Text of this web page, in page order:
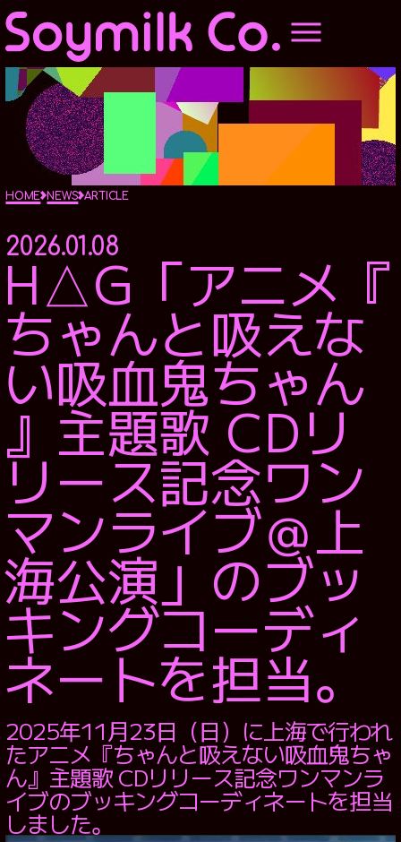
HOME
ABOUTUS
PRODUCE
MUSIC PRODUCE
STAGE PRODUCE
OVERSEAS BOOKING
AGENT
MOVIE PRODUCE
MUSIC VIDEO
PRODUCE
CONSULTING
CASTING
BRANDING
WEBSITEPRODUCE
SERVICE
WORKS
NEWS
COMPANY
RECRUIT
HOME NEWS ARTICLE
2026.01.08
H△G「アニメ『
ちゃんと吸えな
い吸血鬼ちゃん
』主題歌 CDリ
リース記念ワン
マンライブ＠上
海公演」のブッ
キングコーディ
ネートを担当。
2025年11月23日（日）に上海で行われ
たアニメ『ちゃんと吸えない吸血鬼ちゃ
ん』主題歌 CDリリース記念ワンマンラ
イブのブッキングコーディネートを担当
しました。